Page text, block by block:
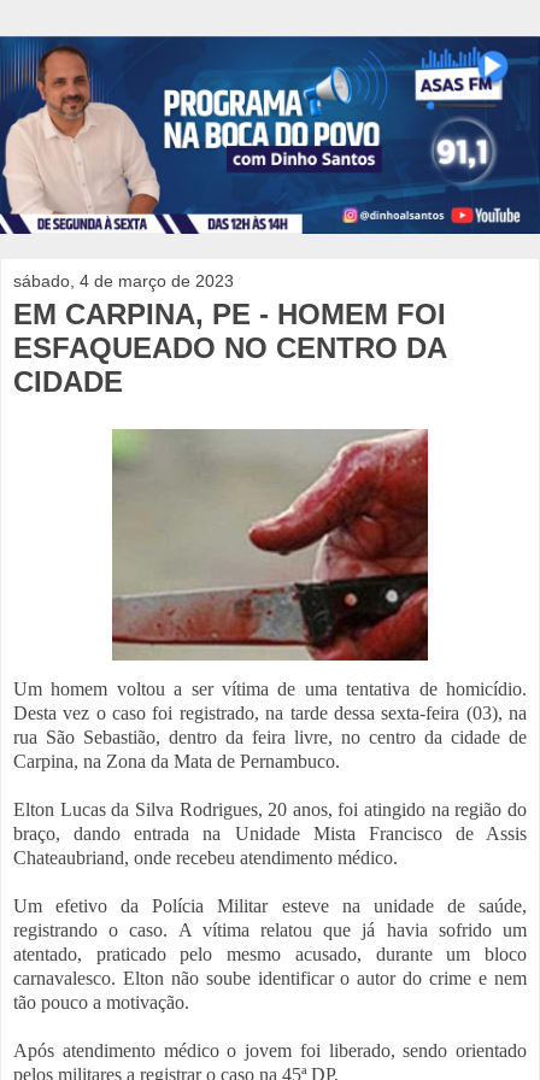
sábado, 4 de março de 2023
EM CARPINA, PE - HOMEM FOI
ESFAQUEADO NO CENTRO DA
CIDADE
Um homem voltou a ser vítima de uma tentativa de homicídio.
Desta vez o caso foi registrado, na tarde dessa sexta-feira (03), na
rua São Sebastião, dentro da feira livre, no centro da cidade de
Carpina, na Zona da Mata de Pernambuco.
Elton Lucas da Silva Rodrigues, 20 anos, foi atingido na região do
braço, dando entrada na Unidade Mista Francisco de Assis
Chateaubriand, onde recebeu atendimento médico.
Um efetivo da Polícia Militar esteve na unidade de saúde,
registrando o caso. A vítima relatou que já havia sofrido um
atentado, praticado pelo mesmo acusado, durante um bloco
carnavalesco. Elton não soube identificar o autor do crime e nem
tão pouco a motivação.
Após atendimento médico o jovem foi liberado, sendo orientado
pelos militares a registrar o caso na 45ª DP.